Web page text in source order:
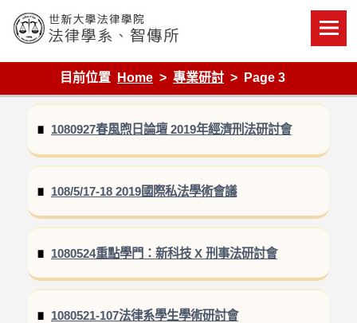
content
世新大學法律學院-法律學系-智慧財產暨科技法律研究所
目前位置
Home 專業研討 Page 3
1080927春風煦日論壇 2019年經濟刑法研討會
108/5/17-18 2019國際私法學術會議
1080524重點學門：新科技 X 刑事法研討會
1080521-107法律系學生學術研討會